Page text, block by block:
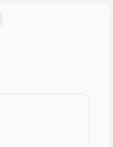
par image